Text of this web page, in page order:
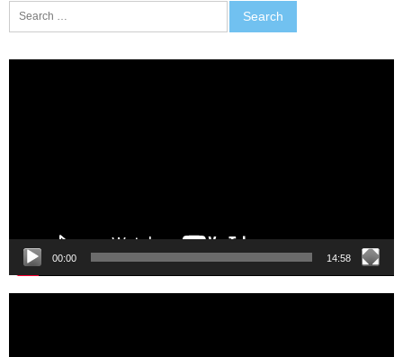
for:
00:00 14:58